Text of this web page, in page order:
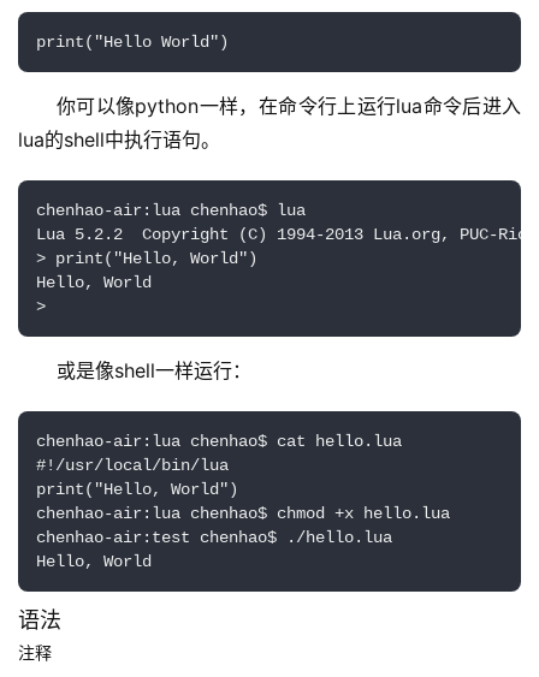
print("Hello World")
你可以像python一样，在命令行上运行lua命令后进入
lua的shell中执行语句。
chenhao-air:lua chenhao$ lua
Lua 5.2.2  Copyright (C) 1994-2013 Lua.org, PUC-Rio
> print("Hello, World")
Hello, World
>
或是像shell一样运行：
chenhao-air:lua chenhao$ cat hello.lua
#!/usr/local/bin/lua
print("Hello, World")
chenhao-air:lua chenhao$ chmod +x hello.lua
chenhao-air:test chenhao$ ./hello.lua
Hello, World
语法
注释